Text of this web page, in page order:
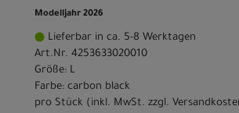
Modelljahr 2026
Lieferbar in ca. 5-8 Werktagen
Art.Nr. 4253633020010
Größe: L
Farbe: carbon black
pro Stück (inkl. MwSt. zzgl.